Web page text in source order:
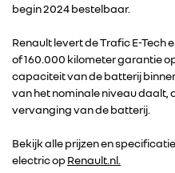
RENAULT GROUP
begin 2024 bestelbaar.
Renault levert de Trafic E-
of 160.000 kilometer garantie
capaciteit van de batterij
van het nominale niveau daalt,
vervanging van de batterij.
Bekijk alle prijzen en
electric opRenault.nl.